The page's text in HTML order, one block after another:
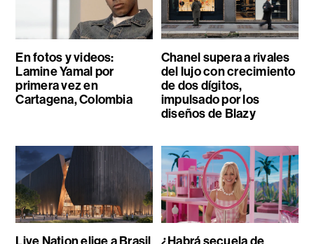
En fotos y videos:
Lamine Yamal por
primera vez en
Cartagena, Colombia
Chanel supera a rivales
del lujo con crecimiento
de dos dígitos,
impulsado por los
diseños de Blazy